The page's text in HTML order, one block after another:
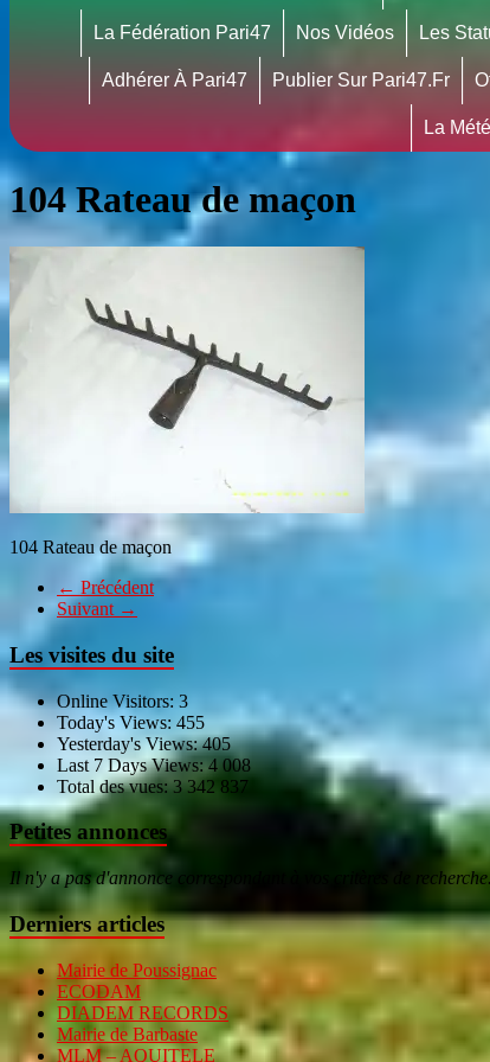
La Fédération Pari47 Nos Vidéos Les
Adhérer À Pari47 Publier Sur Pari47.fr
La
104 Rateau de maçon
104 Rateau de maçon
← Précédent
Suivant →
Les visites du site
Online Visitors: 3
Today's Views: 455
Yesterday's Views:405
Last 7 Days Views: 4 008
Total des vues:3 342 837
Petites annonces
Il n'y a pas d'annonce correspondant à vos critères de recherche.
Derniers articles
Mairie de Poussignac
ECODAM
DIADEM RECORDS
Mairie de Barbaste
MLM – AQUITELE